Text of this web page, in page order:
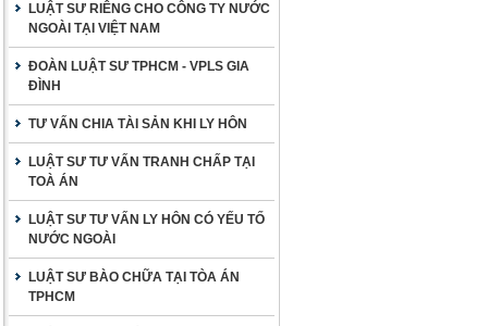
LUẬT SƯ RIÊNG CHO CÔNG TY NƯỚC
NGOÀI TẠI VIỆT NAM
ĐOÀN LUẬT SƯ TPHCM - VPLS GIA
ĐÌNH
TƯ VẤN CHIA TÀI SẢN KHI LY HÔN
LUẬT SƯ TƯ VẤN TRANH CHẤP TẠI
TOÀ ÁN
LUẬT SƯ TƯ VẤN LY HÔN CÓ YẾU TỐ
NƯỚC NGOÀI
LUẬT SƯ BÀO CHỮA TẠI TÒA ÁN
TPHCM